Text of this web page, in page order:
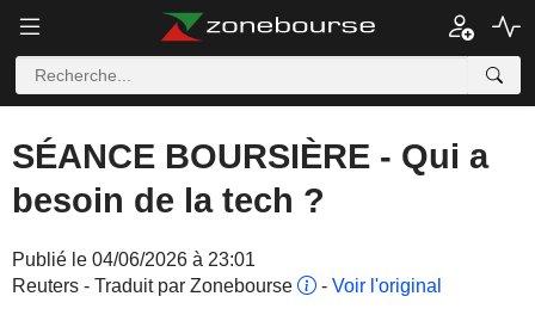
SÉANCE BOURSIÈRE - Qui a
besoin de la tech ?
Publié le 04/06/2026 à 23:01
Reuters - Traduit par Zonebourse
- Voir l'original